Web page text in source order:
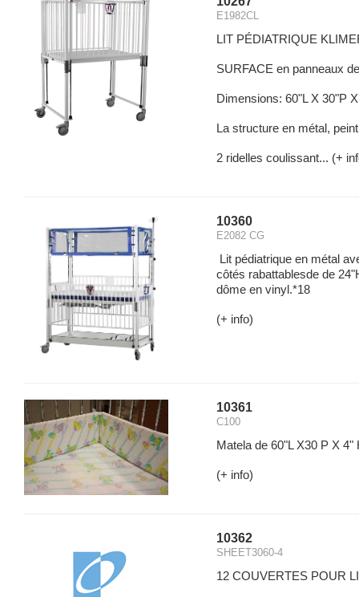
E1982CL
LIT PÉDIATRIQUE
SURFACE en panneaux
Dimensions: 60"L X 30"P
La structure en métal,
2 ridelles coulissant... (+
10360
E2082 CG
Lit pédiatrique en métal
côtés rabattablesde de
dôme en vinyl.*18
(+ info)
10361
C100
Matela de 60"L X30 P X
(+ info)
10362
SHEET3060-4
12 COUVERTES POUR